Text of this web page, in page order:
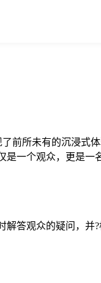
前所未有的沉浸式
一个观众，更是一
答观众的疑问，并